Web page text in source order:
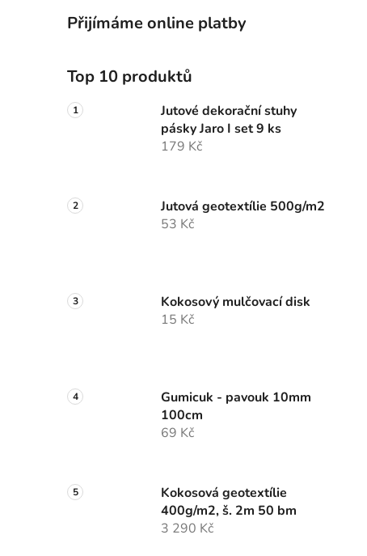
Přijímáme online platby
Top 10 produktů
Jutové dekorační stuhy
pásky Jaro I set 9 ks
179 Kč
Jutová geotextílie 500g/m2
53 Kč
Kokosový mulčovací disk
15 Kč
Gumicuk - pavouk 10mm
100cm
69 Kč
Kokosová geotextílie
400g/m2, š. 2m 50 bm
3 290 Kč